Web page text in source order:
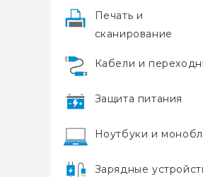
Печать и
сканирование
Кабели и
Защита питания
Ноутбуки и
Зарядные